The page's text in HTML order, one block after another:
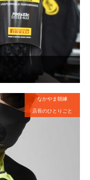
なかやま朝練
店長のひとりごと